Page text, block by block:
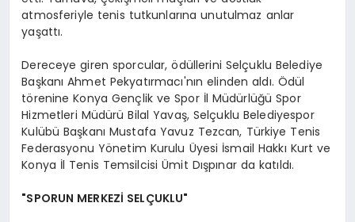
atmosferiyle tenis tutkunlarına unutulmaz anlar
yaşattı.
Dereceye giren sporcular, ödüllerini Selçuklu Belediye
Başkanı Ahmet Pekyatırmacı'nın elinden aldı. Ödül
törenine Konya Gençlik ve Spor İl Müdürlüğü Spor
Hizmetleri Müdürü Bilal Yavaş, Selçuklu Belediyespor
Kulübü Başkanı Mustafa Yavuz Tezcan, Türkiye Tenis
Federasyonu Yönetim Kurulu Üyesi İsmail Hakkı Kurt ve
Konya İl Tenis Temsilcisi Ümit Dışpınar da katıldı.
"SPORUN MERKEZİ SELÇUKLU"